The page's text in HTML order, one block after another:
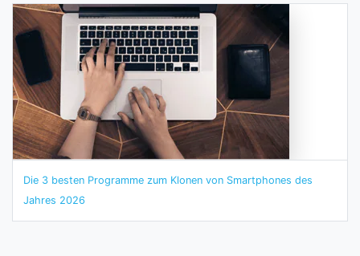
Die 3 besten Programme zum Klonen von Smartphones des
Jahres 2026